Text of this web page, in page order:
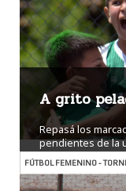
A grito
Repasá los
pendientes de la
Ver más
FÚTBOL FEMENINO -